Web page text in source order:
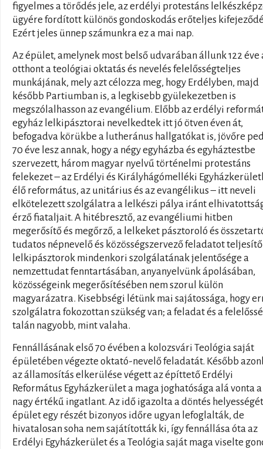
figyelmes a törődés jele, az erdélyi protestáns
ügyére fordított különös gondoskodás erőteljes
Ezért jeles ünnep számunkra ez a mai nap.
Az épület, amelynek most belső udvarában állunk 122 éve
otthont a teológiai oktatás és nevelés felelősségteljes
munkájának, mely azt célozza meg, hogy Erdélyben, majd
később Partiumban is, a legkisebb gyülekezetben is
megszólalhasson az evangélium. Előbb az erdélyi
egyház lelkipásztorai nevelkedtek itt jó ötven éven át,
befogadva körükbe a lutheránus hallgatókat is, jövőre
70 éve lesz annak, hogy a négy egyházba és egyháztestbe
szervezett, három magyar nyelvű történelmi protestáns
felekezet – az Erdélyi és Királyhágómelléki
élő református, az unitárius és az evangélikus – itt neveli
elkötelezett szolgálatra a lelkészi pálya iránt
érző fiataljait. A hitébresztő, az evangéliumi hitben
megerősítő és megőrző, a lelkeket pásztoroló és
tudatos népnevelő és közösségszervező feladatot teljesítő
lelkipásztorok mindenkori szolgálatának jelentősége a
nemzettudat fenntartásában, anyanyelvünk ápolásában,
közösségeink megerősítésében nem szorul külön
magyarázatra. Kisebbségi létünk mai sajátossága, hogy
szolgálatra fokozottan szükség van; a feladat és a
talán nagyobb, mint valaha.
Fennállásának első 70 évében a kolozsvári Teológia saját
épületében végezte oktató-nevelő feladatát. Később
az államosítás elkerülése végett az építtető Erdélyi
Református Egyházkerület a maga joghatósága alá vonta a
nagy értékű ingatlant. Az idő igazolta a döntés
épület egy részét bizonyos időre ugyan lefoglalták, de
hivatalosan soha nem sajátították ki, így fennállása óta az
Erdélyi Egyházkerület és a Teológia saját maga viselte